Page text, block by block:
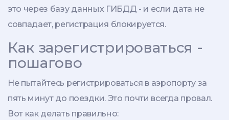
это через базу данных ГИБДД - и если дата не
совпадает, регистрация блокируется.
Как зарегистрироваться -
пошагово
Не пытайтесь регистрироваться в аэропорту за
пять минут до поездки. Это почти всегда провал.
Вот как делать правильно: